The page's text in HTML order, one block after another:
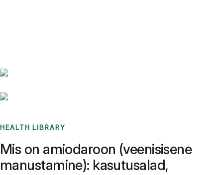
HEALTH LIBRARY
Mis on amiodaroon (veenisisene
manustamine): kasutusalad,